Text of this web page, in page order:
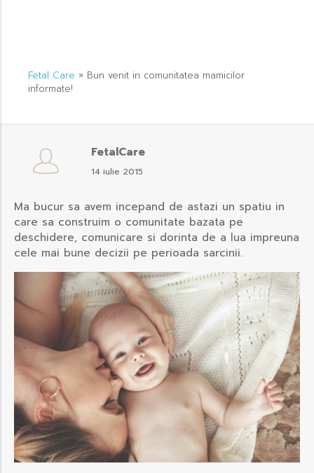
Fetal Care » Bun venit in comunitatea mamicilor
informate!
FetalCare
14 iulie 2015
Ma bucur sa avem incepand de astazi un spatiu in
care sa construim o comunitate bazata pe
deschidere, comunicare si dorinta de a lua impreuna
cele mai bune decizii pe perioada sarcinii.